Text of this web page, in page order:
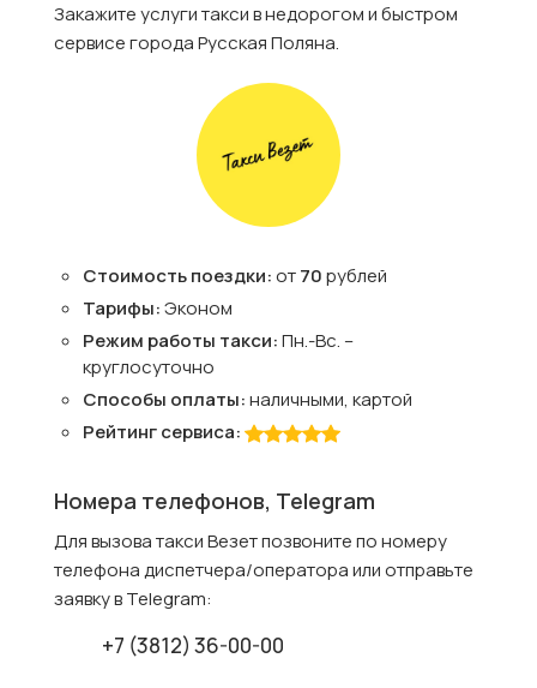
Закажите услуги такси в недорогом и быстром
сервисе города Русская Поляна.
Стоимость поездки:от70рублей
Тарифы:Эконом
Режим работы такси:Пн.-Вс. –
круглосуточно
Способы оплаты:наличными, картой
Рейтинг сервиса:
Номера телефонов, Telegram
Для вызова такси Везет позвоните по номеру
телефона диспетчера/оператора или отправьте
заявку в Telegram:
+7 (3812) 36-00-00